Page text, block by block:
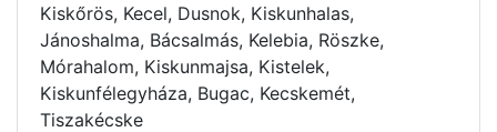
Kiskőrös, Kecel, Dusnok, Kiskunhalas,
Jánoshalma, Bácsalmás, Kelebia, Röszke,
Mórahalom, Kiskunmajsa, Kistelek,
Kiskunfélegyháza, Bugac, Kecskemét,
Tiszakécske